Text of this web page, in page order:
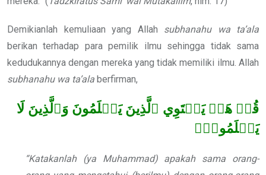
Demikianlah kemuliaan yang Allah subhanahu wa ta’ala
berikan terhadap para pemilik ilmu sehingga tidak sama
kedudukannya dengan mereka yang tidak memiliki ilmu. Allah
subhanahu wa ta’ala berfirman,
قُلۡ هَلۡ يَسۡتَوِي ٱلَّذِينَ يَعۡلَمُونَ وَٱلَّذِينَ لَا
يَعۡلَمُونَۗ
“Katakanlah (ya Muhammad) apakah sama orang-